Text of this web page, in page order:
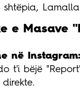
e Masave
në Instagram:
t'i bëjë